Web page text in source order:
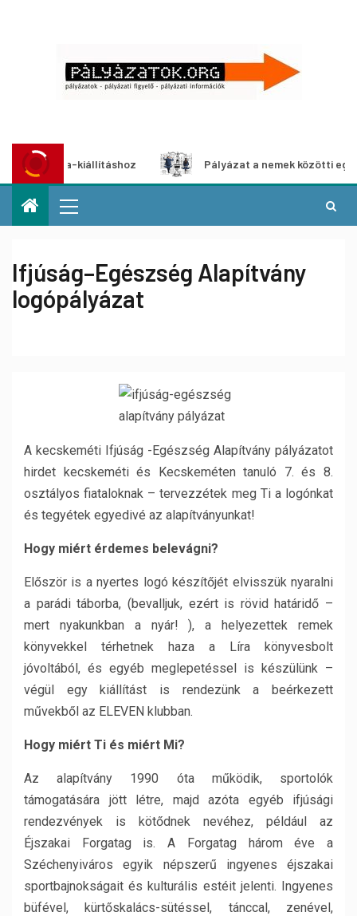
kiállításhoz Pályázat a nemek közötti egyenlőség
Ifjúság–Egészség Alapítvány
logópályázat
A kecskeméti Ifjúság -Egészség Alapítvány pályázatot
hirdet kecskeméti és Kecskeméten tanuló 7. és 8.
osztályos fiataloknak – tervezzétek meg Ti a logónkat
és tegyétek egyedivé az alapítványunkat!
Hogy miért érdemes belevágni?
Először is a nyertes logó készítőjét elvisszük nyaralni
a parádi táborba, (bevalljuk, ezért is rövid határidő –
mert nyakunkban a nyár! ), a helyezettek remek
könyvekkel térhetnek haza a Líra könyvesbolt
jóvoltából, és egyéb meglepetéssel is készülünk –
végül egy kiállítást is rendezünk a beérkezett
művekből az ELEVEN klubban.
Hogy miért Ti és miért Mi?
Az alapítvány 1990 óta működik, sportolók
támogatására jött létre, majd azóta egyéb ifjúsági
rendezvények is kötődnek nevéhez, például az
Éjszakai Forgatag is. A Forgatag három éve a
Széchenyiváros egyik népszerű ingyenes éjszakai
sportbajnokságait és kulturális estéit jelenti. Ingyenes
büfével, kürtőskalács-sütéssel, tánccal, zenével,